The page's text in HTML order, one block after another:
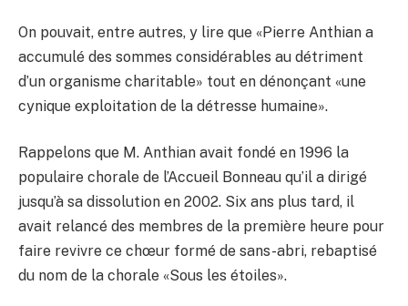
On pouvait, entre autres, y lire que «Pierre Anthian a
accumulé des sommes considérables au détriment
d’un organisme charitable» tout en dénonçant «une
cynique exploitation de la détresse humaine».
Rappelons que M. Anthian avait fondé en 1996 la
populaire chorale de l’Accueil Bonneau qu’il a dirigé
jusqu’à sa dissolution en 2002. Six ans plus tard, il
avait relancé des membres de la première heure pour
faire revivre ce chœur formé de sans-abri, rebaptisé
du nom de la chorale «Sous les étoiles».